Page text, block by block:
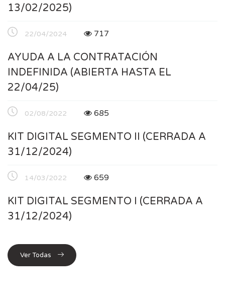
13/02/2025)
22/04/2024 717
AYUDA A LA CONTRATACIÓN
INDEFINIDA (ABIERTA HASTA EL
22/04/25)
02/08/2022 685
KIT DIGITAL SEGMENTO II (CERRADA A
31/12/2024)
14/03/2022 659
KIT DIGITAL SEGMENTO I (CERRADA A
31/12/2024)
Ver Todas